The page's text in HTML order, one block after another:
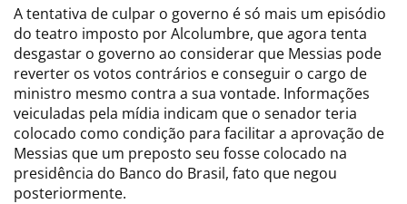
A tentativa de culpar o governo é só mais um episódio
do teatro imposto por Alcolumbre, que agora tenta
desgastar o governo ao considerar que Messias pode
reverter os votos contrários e conseguir o cargo de
ministro mesmo contra a sua vontade. Informações
veiculadas pela mídia indicam que o senador teria
colocado como condição para facilitar a aprovação de
Messias que um preposto seu fosse colocado na
presidência do Banco do Brasil, fato que negou
posteriormente.